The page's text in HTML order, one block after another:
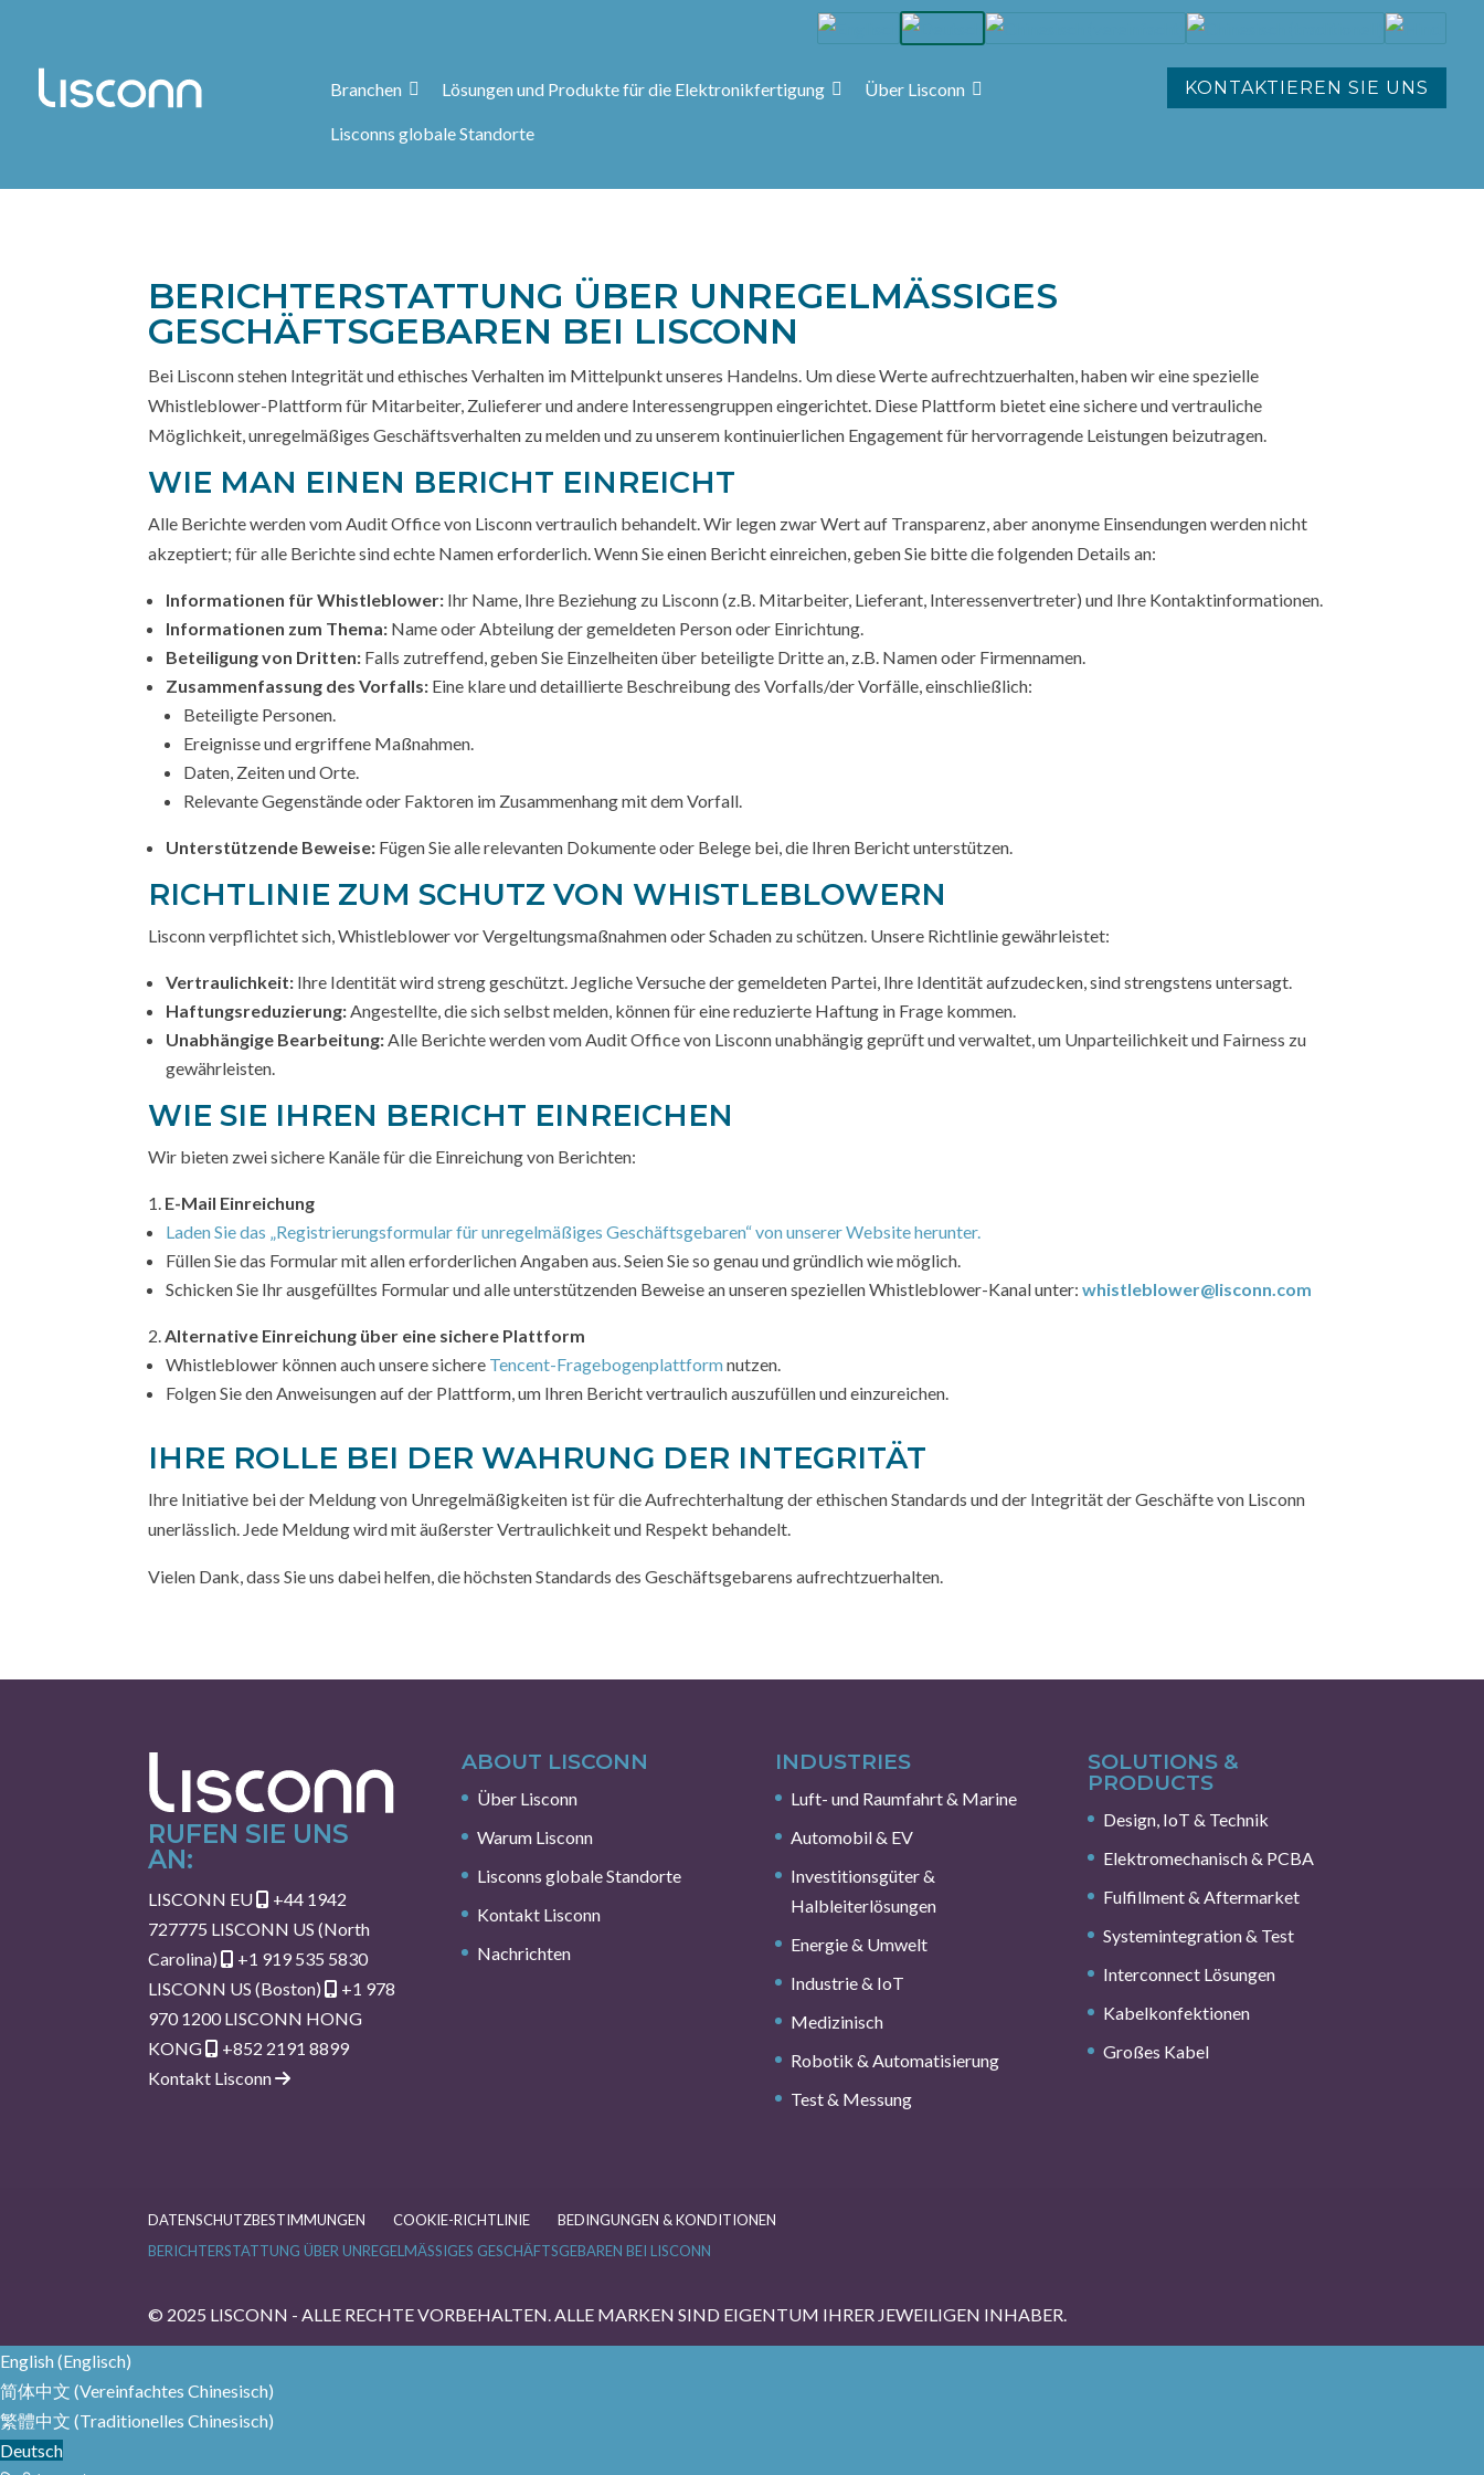
Branchen Lösungen und Produkte für die Elektronikfertigung Über Lisconn
Lisconns globale Standorte
KONTAKTIEREN SIE UNS
BERICHTERSTATTUNG ÜBER UNREGELMÄSSIGES G
ESCHÄFTSGEBAREN BEI LISCONN
Bei Lisconn stehen Integrität und ethisches Verhalten im Mittelpunkt unseres Handelns. Um diese Werte aufrechtzuerhalten, haben wir eine spezielle
Whistleblower-Plattform für Mitarbeiter, Zulieferer und andere Interessengruppen eingerichtet. Diese Plattform bietet eine sichere und vertrauliche
Möglichkeit, unregelmäßiges Geschäftsverhalten zu melden und zu unserem kontinuierlichen Engagement für hervorragende Leistungen beizutragen.
WIE MAN EINEN BERICHT EINREICHT
Alle Berichte werden vom Audit Office von Lisconn vertraulich behandelt. Wir legen zwar Wert auf Transparenz, aber anonyme Einsendungen werden nicht
akzeptiert; für alle Berichte sind echte Namen erforderlich. Wenn Sie einen Bericht einreichen, geben Sie bitte die folgenden Details an:
Informationen für Whistleblower: Ihr Name, Ihre Beziehung zu Lisconn (z.B. Mitarbeiter, Lieferant, Interessenvertreter) und Ihre Kontaktinformationen.
Informationen zum Thema: Name oder Abteilung der gemeldeten Person oder Einrichtung.
Beteiligung von Dritten: Falls zutreffend, geben Sie Einzelheiten über beteiligte Dritte an, z.B. Namen oder Firmennamen.
Zusammenfassung des Vorfalls: Eine klare und detaillierte Beschreibung des Vorfalls/der Vorfälle, einschließlich:
Beteiligte Personen.
Ereignisse und ergriffene Maßnahmen.
Daten, Zeiten und Orte.
Relevante Gegenstände oder Faktoren im Zusammenhang mit dem Vorfall.
Unterstützende Beweise: Fügen Sie alle relevanten Dokumente oder Belege bei, die Ihren Bericht unterstützen.
RICHTLINIE ZUM SCHUTZ VON WHISTLEBLOWERN
Lisconn verpflichtet sich, Whistleblower vor Vergeltungsmaßnahmen oder Schaden zu schützen. Unsere Richtlinie gewährleistet:
Vertraulichkeit: Ihre Identität wird streng geschützt. Jegliche Versuche der gemeldeten Partei, Ihre Identität aufzudecken, sind strengstens untersagt.
Haftungsreduzierung: Angestellte, die sich selbst melden, können für eine reduzierte Haftung in Frage kommen.
Unabhängige Bearbeitung: Alle Berichte werden vom Audit Office von Lisconn unabhängig geprüft und verwaltet, um Unparteilichkeit und Fairness zu
gewährleisten.
WIE SIE IHREN BERICHT EINREICHEN
Wir bieten zwei sichere Kanäle für die Einreichung von Berichten:
E-Mail Einreichung
Laden Sie das „Registrierungsformular für unregelmäßiges Geschäftsgebaren“ von unserer Website herunter.
Füllen Sie das Formular mit allen erforderlichen Angaben aus. Seien Sie so genau und gründlich wie möglich.
Schicken Sie Ihr ausgefülltes Formular und alle unterstützenden Beweise an unseren speziellen Whistleblower-Kanal unter:whistleblower@lisconn.com
Alternative Einreichung über eine sichere Plattform
Whistleblower können auch unsere sichere Tencent-Fragebogenplattformnutzen.
Folgen Sie den Anweisungen auf der Plattform, um Ihren Bericht vertraulich auszufüllen und einzureichen.
IHRE ROLLE BEI DER WAHRUNG DER INTEGRITÄT
Ihre Initiative bei der Meldung von Unregelmäßigkeiten ist für die Aufrechterhaltung der ethischen Standards und der Integrität der Geschäfte von Lisconn
unerlässlich. Jede Meldung wird mit äußerster Vertraulichkeit und Respekt behandelt.
Vielen Dank, dass Sie uns dabei helfen, die höchsten Standards des Geschäftsgebarens aufrechtzuerhalten.
RUFEN SIE UNS
AN:
LISCONN EU
+44 1942
727775 LISCONN US (North
Carolina)
+1 919 535 5830
LISCONN US (Boston)
+1 978
970 1200LISCONN HONG
KONG
+852 2191 8899
Kontakt Lisconn
ABOUT LISCONN
Über Lisconn
Warum Lisconn
Lisconns globale Standorte
Kontakt Lisconn
Nachrichten
INDUSTRIES
Luft- und Raumfahrt & Marine
Automobil & EV
Investitionsgüter &
Halbleiterlösungen
Energie & Umwelt
Industrie & IoT
Medizinisch
Robotik & Automatisierung
Test & Messung
SOLUTIONS &
PRODUCTS
Design, IoT & Technik
Elektromechanisch & PCBA
Fulfillment & Aftermarket
Systemintegration & Test
Interconnect Lösungen
Kabelkonfektionen
Großes Kabel
DATENSCHUTZBESTIMMUNGEN COOKIE-RICHTLINIE
BEDINGUNGEN & KONDITIONEN
BERICHTERSTATTUNG ÜBER UNREGELMÄSSIGES GESCHÄFTSGEBAREN BEI LISCONN
© 2025 LISCONN - ALLE RECHTE VORBEHALTEN. ALLE MARKEN SIND EIGENTUM IHRER JEWEILIGEN INHABER.
English(Englisch)
简体中文 (Vereinfachtes Chinesisch)
繁體中文 (Traditionelles Chinesisch)
Deutsch